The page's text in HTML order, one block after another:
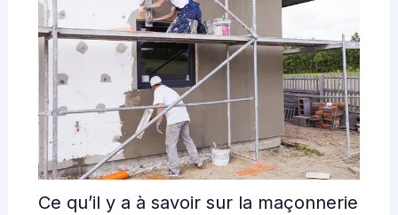
Ce qu’il y a à savoir sur la maçonnerie